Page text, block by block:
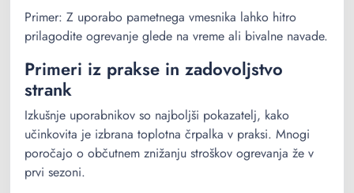
Primer: Z uporabo pametnega vmesnika lahko hitro
prilagodite ogrevanje glede na vreme ali bivalne navade.
Primeri iz prakse in zadovoljstvo
strank
Izkušnje uporabnikov so najboljši pokazatelj, kako
učinkovita je izbrana toplotna črpalka v praksi. Mnogi
poročajo o občutnem znižanju stroškov ogrevanja že v
prvi sezoni.